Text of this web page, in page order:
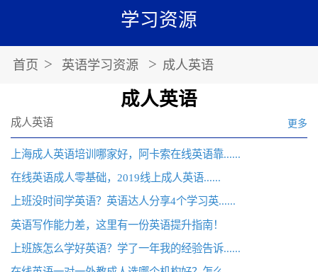
学习资源
首页 > 英语学习资源 > 成人英语
成人英语
成人英语 更多
上海成人英语培训哪家好，阿卡索在线英语靠......
在线英语成人零基础，2019线上成人英语......
上班没时间学英语？英语达人分享4个学习英......
英语写作能力差，这里有一份英语提升指南！
上班族怎么学好英语？学了一年我的经验告诉......